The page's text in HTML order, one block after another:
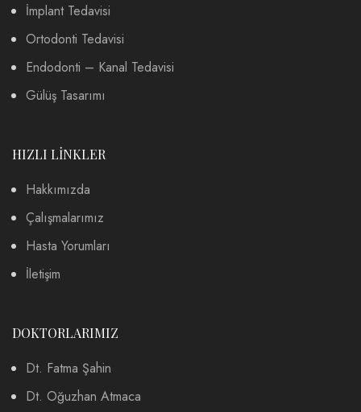
İmplant Tedavisi
Ortodonti Tedavisi
Endodonti – Kanal Tedavisi
Gülüş Tasarımı
HIZLI LİNKLER
Hakkımızda
Çalışmalarımız
Hasta Yorumları
İletişim
DOKTORLARIMIZ
Dt. Fatma Şahin
Dt. Oğuzhan Atmaca